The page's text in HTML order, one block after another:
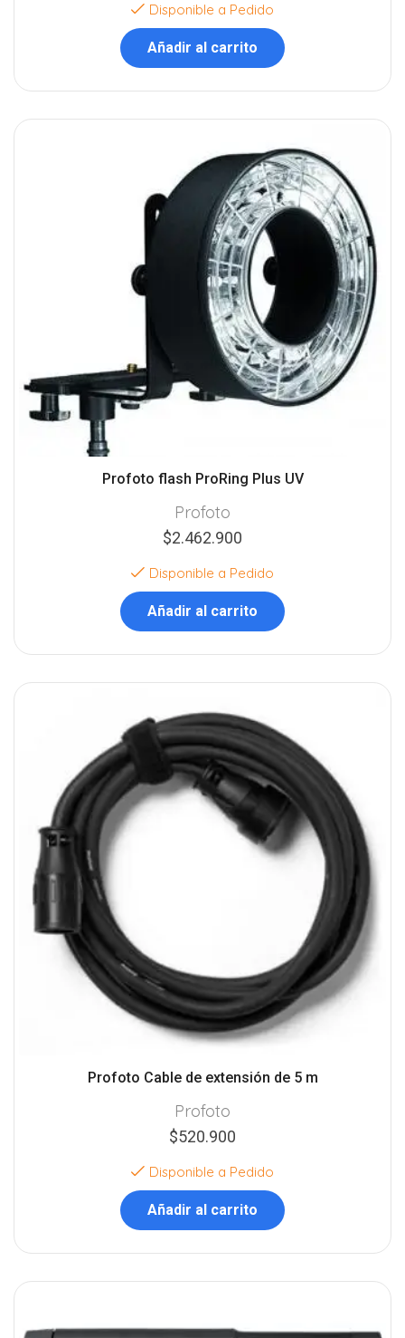
Disponible a Pedido
Añadir al carrito
Profoto flash ProRing Plus UV
Profoto
$2.462.900
Disponible a Pedido
Añadir al carrito
Profoto Cable de extensión de 5 m
Profoto
$520.900
Disponible a Pedido
Añadir al carrito